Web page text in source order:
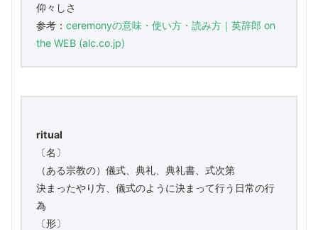
仰々しさ
参考： ceremonyの意味・使い方・読み方｜英辞郎 on
the WEB (alc.co.jp)
ritual
〔名〕
（ある宗教の）儀式、典礼、典礼書、式次第
決まったやり方、儀式のように決まって行う日常の行
為
〔形〕